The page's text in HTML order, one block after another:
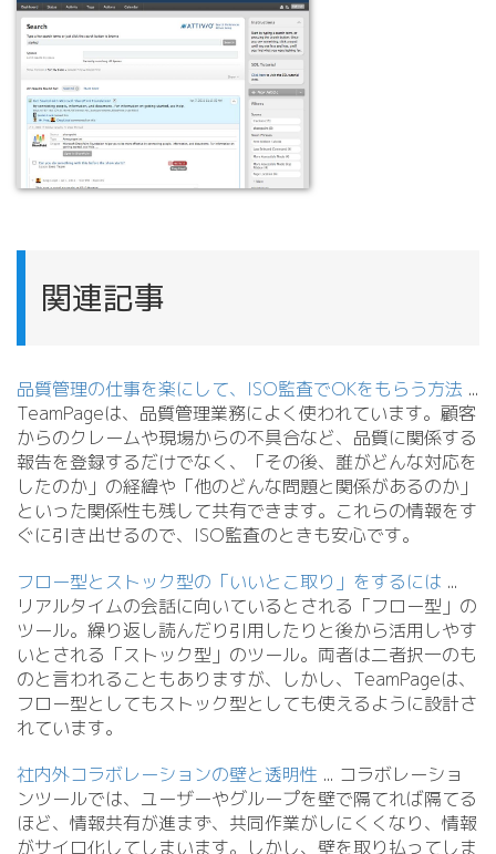
関連記事
品質管理の仕事を楽にして、ISO監査でOKをもらう方法 ...
TeamPageは、品質管理業務によく使われています。顧客
からのクレームや現場からの不具合など、品質に関係する
報告を登録するだけでなく、「その後、誰がどんな対応を
したのか」の経緯や「他のどんな問題と関係があるのか」
といった関係性も残して共有できます。これらの情報をす
ぐに引き出せるので、ISO監査のときも安心です。
フロー型とストック型の「いいとこ取り」をするには ...
リアルタイムの会話に向いているとされる「フロー型」の
ツール。繰り返し読んだり引用したりと後から活用しやす
いとされる「ストック型」のツール。両者は二者択一のも
のと言われることもありますが、しかし、TeamPageは、
フロー型としてもストック型としても使えるように設計さ
れています。
社内外コラボレーションの壁と透明性 ... コラボレーショ
ンツールでは、ユーザーやグループを壁で隔てれば隔てる
ほど、情報共有が進まず、共同作業がしにくくなり、情報
がサイロ化してしまいます。しかし、壁を取り払ってしま